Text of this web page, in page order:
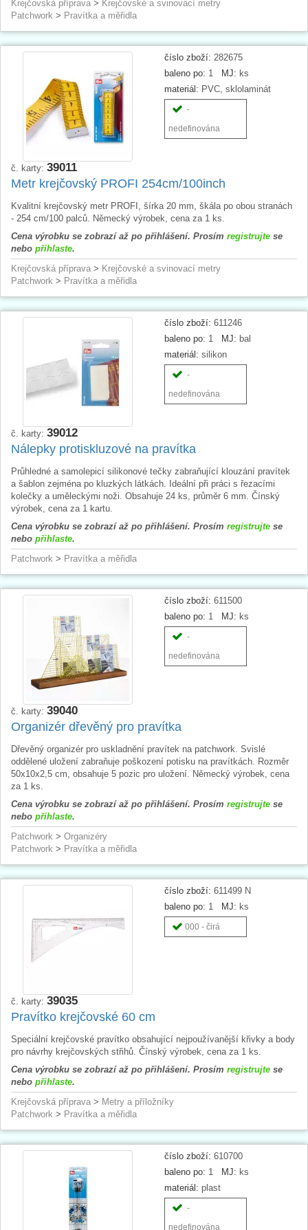
Krejčovská příprava > Krejčovské a svinovací metry
Patchwork > Pravítka a měřidla
číslo zboží: 282675
baleno po: 1 MJ: ks
materiál: PVC, sklolaminát
-
nedefinována
č. karty: 39011
Metr krejčovský PROFI 254cm/100inch
Kvalitní krejčovský metr PROFI, šírka 20 mm, škála po obou stranách
- 254 cm/100 palců. Německý výrobek, cena za 1 ks.
Cena výrobku se zobrazí až po přihlášení. Prosím registrujte se
nebo přihlaste.
Krejčovská příprava > Krejčovské a svinovací metry
Patchwork > Pravítka a měřidla
číslo zboží: 611246
baleno po: 1 MJ: bal
materiál: silikon
-
nedefinována
č. karty: 39012
Nálepky protiskluzové na pravítka
Průhledné a samolepicí silikonové tečky zabraňující klouzání pravítek
a šablon zejména po kluzkých látkách. Ideální při práci s řezacími
kolečky a uměleckými noži. Obsahuje 24 ks, průměr 6 mm. Čínský
výrobek, cena za 1 kartu.
Cena výrobku se zobrazí až po přihlášení. Prosím registrujte se
nebo přihlaste.
Patchwork > Pravítka a měřidla
číslo zboží: 611500
baleno po: 1 MJ: ks
-
nedefinována
č. karty: 39040
Organizér dřevěný pro pravítka
Dřevěný organizér pro uskladnění pravítek na patchwork. Svislé
oddělené uložení zabraňuje poškození potisku na pravítkách. Rozměr
50x10x2,5 cm, obsahuje 5 pozic pro uložení. Německý výrobek, cena
za 1 ks.
Cena výrobku se zobrazí až po přihlášení. Prosím registrujte se
nebo přihlaste.
Patchwork > Organizéry
Patchwork > Pravítka a měřidla
číslo zboží: 611499 N
baleno po: 1 MJ: ks
000 - čirá
č. karty: 39035
Pravítko krejčovské 60 cm
Speciální krejčovské pravítko obsahující nejpoužívanější křivky a body
pro návrhy krejčovských střihů. Čínský výrobek, cena za 1 ks.
Cena výrobku se zobrazí až po přihlášení. Prosím registrujte se
nebo přihlaste.
Krejčovská příprava > Metry a příložníky
Patchwork > Pravítka a měřidla
číslo zboží: 610700
baleno po: 1 MJ: ks
materiál: plast
-
nedefinována